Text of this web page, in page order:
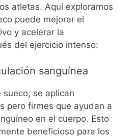
atletas. Aquí exploramos
puede mejorar el
y acelerar la
del ejercicio intenso:
sanguínea
sueco, se aplican
pero firmes que ayudan a
en el cuerpo. Esto
beneficioso para los